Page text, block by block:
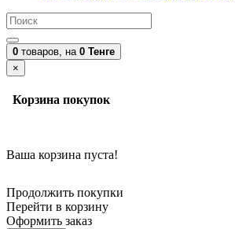
0 товаров, на 0 Тенге
×
Корзина покупок
Ваша корзина пуста!
Продолжить покупки
Перейти в корзину
Оформить заказ